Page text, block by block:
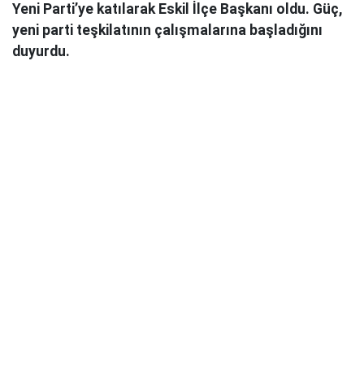
Yeni Parti’ye katılarak Eskil İlçe Başkanı oldu. Güç,
yeni parti teşkilatının çalışmalarına başladığını
duyurdu.